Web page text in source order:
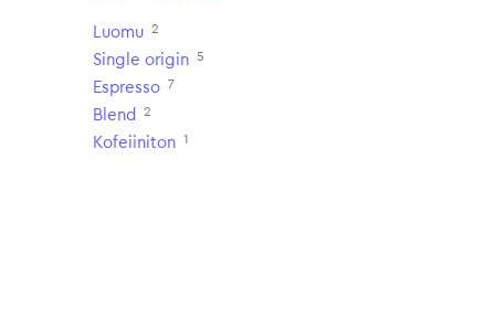
Luomu 2
Single origin 5
Espresso 7
Blend 2
Kofeiiniton 1